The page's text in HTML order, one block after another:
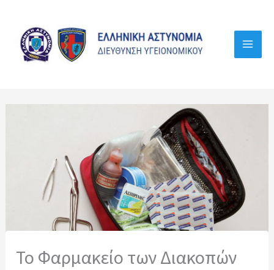
περιεχόμενο
Το Φαρμακείο των Διακοπών